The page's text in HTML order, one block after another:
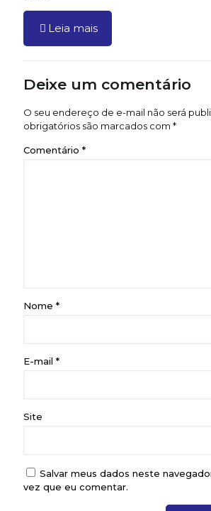
Leia mais
Deixe um comentário
O seu endereço de e-mail não será
obrigatórios são marcados com *
Comentário *
Nome *
E-mail *
Site
Salvar meus dados neste
vez que eu comentar.